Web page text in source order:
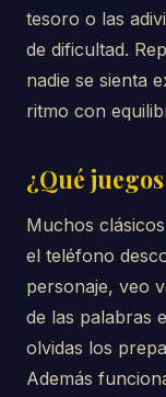
tesoro o las
de dificultad.
nadie se sienta
ritmo con
¿Qué
Muchos
el teléfono
personaje, veo
de las palabras
olvidas los
Además